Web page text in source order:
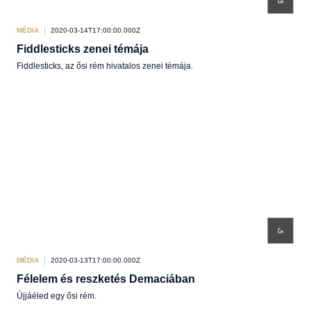
MÉDIA 2020-03-14T17:00:00.000Z
Fiddlesticks zenei témája
Fiddlesticks, az ősi rém hivatalos zenei témája.
MÉDIA 2020-03-13T17:00:00.000Z
Félelem és reszketés Demaciában
Újjáéled egy ősi rém.